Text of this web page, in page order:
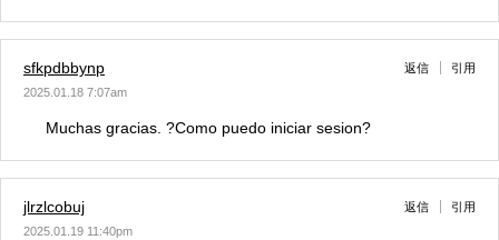
sfkpdbbynp
2025.01.18 7:07am
返信 引用
Muchas gracias. ?Como puedo iniciar sesion?
jlrzlcobuj
2025.01.19 11:40pm
返信 引用